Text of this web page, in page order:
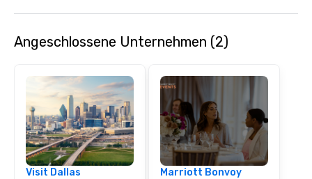
Angeschlossene Unternehmen (2)
Visit Dallas
Marriott Bonvoy